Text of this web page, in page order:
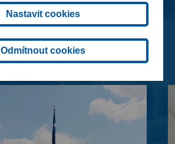
Nastavit cookies
Odmítnout cookies